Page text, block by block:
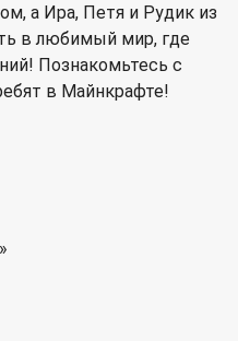
а Ира, Петя и Рудик из
в любимый мир, где
Познакомьтесь с
в Майнкрафте!